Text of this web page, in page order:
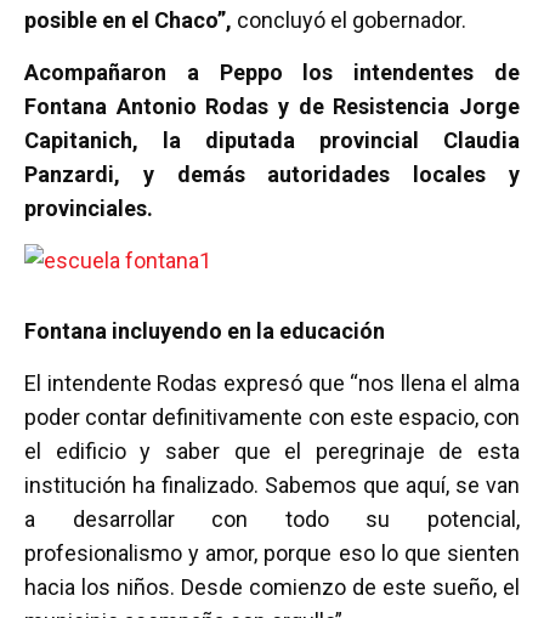
posible en el Chaco”, concluyó el gobernador.
Acompañaron a Peppo los intendentes de
Fontana Antonio Rodas y de Resistencia Jorge
Capitanich, la diputada provincial Claudia
Panzardi, y demás autoridades locales y
provinciales.
Fontana incluyendo en la educación
El intendente Rodas expresó que “nos llena el alma
poder contar definitivamente con este espacio, con
el edificio y saber que el peregrinaje de esta
institución ha finalizado. Sabemos que aquí, se van
a desarrollar con todo su potencial,
profesionalismo y amor, porque eso lo que sienten
hacia los niños. Desde comienzo de este sueño, el